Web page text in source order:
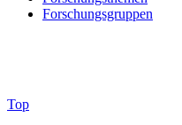
Forschungsgruppen
Top